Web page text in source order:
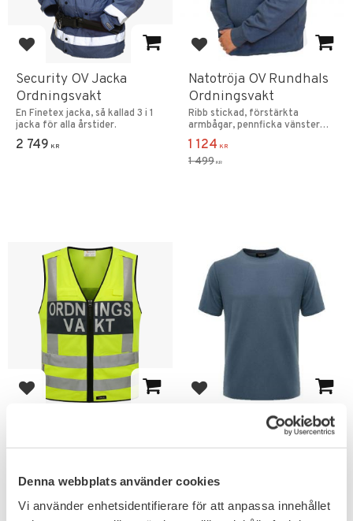
Denna webbplats använder cookies
Vi använder enhetsidentifierare för att anpassa innehållet
Lägg till i favoriter
Security OV Jacka
Ordningsvakt
En Finetex jacka, så kallad 3 i 1
jacka för alla årstider.
2 749 KR
Lägg till i favoriter
Natotröja OV Rundhals
Ordningsvakt
Ribb stickad, förstärkta
armbågar, pennficka vänster
ärm & mikrofonfäste
1 124 KR
1 499 KR
Lägg till i favoriter
ordningsvakt.
Lägg till i favoriter
Robust OV T-shirt
Kan givetvis även bäras av
envar.